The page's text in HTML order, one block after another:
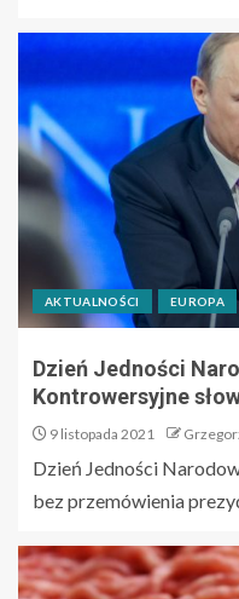
AKTUALNOŚCI EUROPA
Dzień Jedności
Kontrowersyjne
9 listopada 2021
Dzień Jedności
bez przemówienia